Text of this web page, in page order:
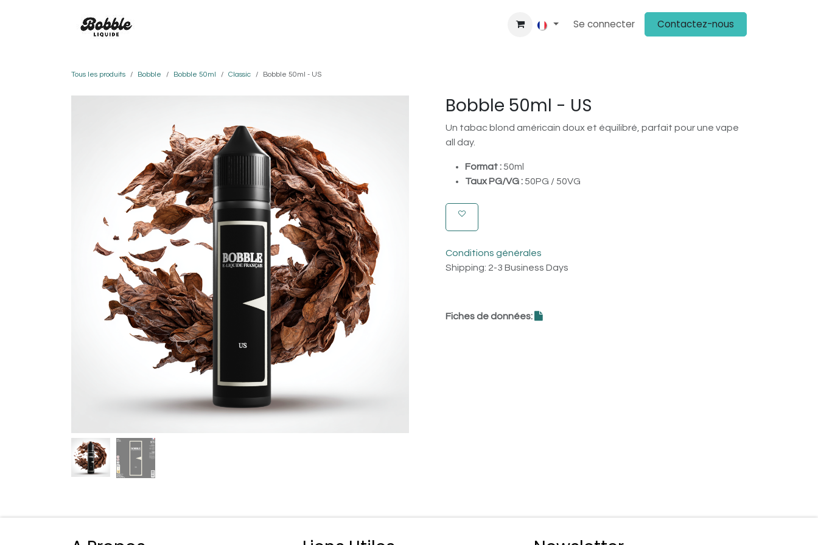
BONS PLANS DEVENIR CLIENT PLV KIT MÉDIA ON PARLE DE NOUS
Se connecter Contactez-nous
Tous les produits Bobble Bobble 50ml Classic Bobble 50ml - US
Bobble 50ml - US
Un tabac blond américain doux et équilibré, parfait pour une vape
all day.
Format :50ml
Taux PG/VG :50PG / 50VG
Conditions générales
Shipping: 2-3 Business Days
Fiches de données: